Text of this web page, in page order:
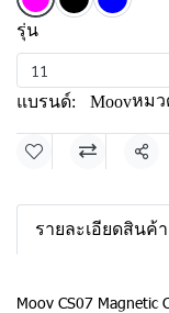
รุ่น
11
แบรนด์: Moovหมว
แชร์
รายละเอียดสินค้า
Moov CS07 Magnetic